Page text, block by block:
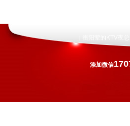
添加微信